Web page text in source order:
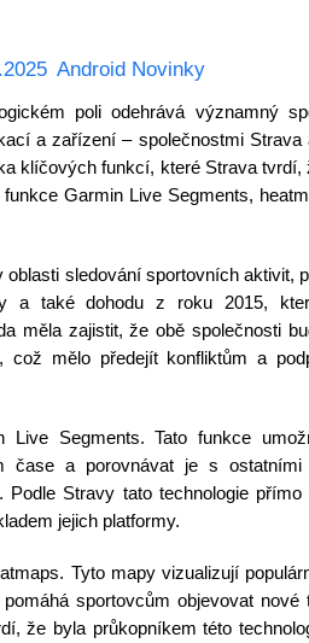
Android Novinky
poli odehrává významný
a zařízení – společnostmi Strava
klíčových funkcí, které Strava tvrdí,
Garmin Live Segments,
sledování sportovních aktivit,
a také dohodu z roku 2015,
měla zajistit, že obě společnosti
což mělo předejít konfliktům a
Segments. Tato funkce
čase a porovnávat je s ostatními
Podle Stravy tato technologie
jejich platformy.
Tyto mapy vizualizují
sportovcům objevovat nové
že byla průkopníkem této